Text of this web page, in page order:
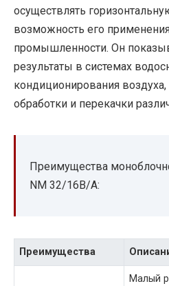
осуществлять
возможность его
промышленности. Он
результаты в системах
кондиционирования
обработки и перекачки
Преимущества
NM 32/16B/A:
Преимущества
Малый